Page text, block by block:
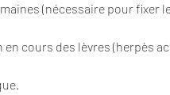
(nécessaire pour fixer
cours des lèvres (herpès